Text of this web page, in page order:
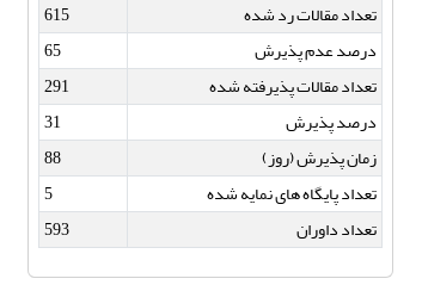
تعداد مقالات رد شده
615
درصد عدم پذیرش
65
تعداد مقالات پذیرفته شده
291
درصد پذیرش
31
زمان پذیرش (روز)
88
تعداد پایگاه های نمایه شده
5
تعداد داوران
593